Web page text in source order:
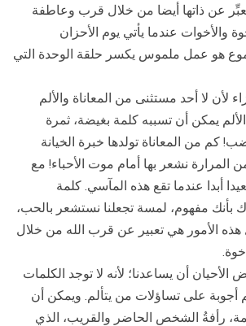
عن ذاتها أيضا من خلال قرب وعاطفة
والأخوات عندما يأتي يوم الأحزان
هو عمل ملموس يكسر حلقة الوحدة التي
لأن لا أحد مستثنى من المعاناة والألم
يمكن أن تسببه كلمة بغيضة، ثمرة
كم من المعاناة تولدها خبرة الخيانة
المرارة نشعر بها أمام موت الأحباء! مع
أبدا عندما تقع هذه المآسي. كلمة
مفهوم، لمسة تجعلنا نستشعر بالحب،
هذه الأمور هي تعبير عن قرب الله من خلال
أن يساعدنا؛ لأنه لا توجد الكلمات
أجوبة على تساؤلات من يتألم. ويمكن أن
رأفةُ الشخص الحاضر والقريب، الذي